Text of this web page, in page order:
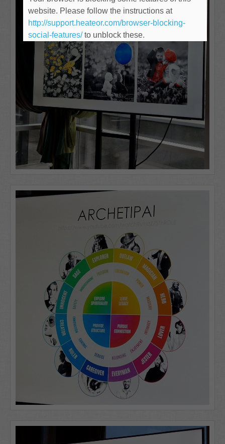
website. Please follow the instructions at
http://support.heateor.com/browser-blocking-
social-features/to unblock these.